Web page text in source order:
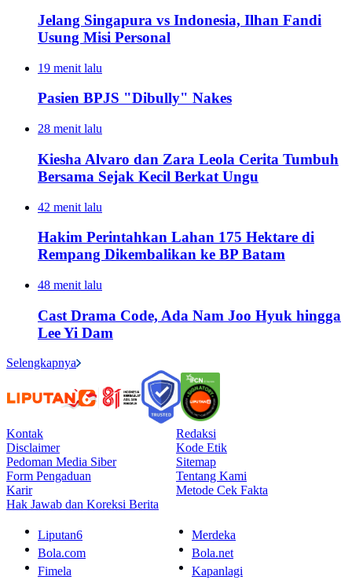
Jelang Singapura vs Indonesia, Ilhan Fandi
Usung Misi Personal
19 menit lalu
Pasien BPJS "Dibully" Nakes
28 menit lalu
Kiesha Alvaro dan Zara Leola Cerita Tumbuh
Bersama Sejak Kecil Berkat Ungu
42 menit lalu
Hakim Perintahkan Lahan 175 Hektare di
Rempang Dikembalikan ke BP Batam
48 menit lalu
Cast Drama Code, Ada Nam Joo Hyuk hingga
Lee Yi Dam
Selengkapnya
Kontak
Redaksi
Disclaimer
Kode Etik
Pedoman Media Siber
Sitemap
Form Pengaduan
Tentang Kami
Karir
Metode Cek Fakta
Hak Jawab dan Koreksi Berita
Liputan6
Merdeka
Bola.com
Bola.net
Fimela
Kapanlagi